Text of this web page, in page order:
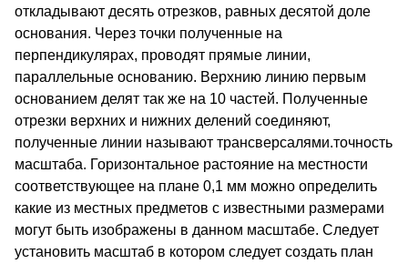
откладывают десять отрезков, равных десятой доле
основания. Через точки полученные на
перпендикулярах, проводят прямые линии,
параллельные основанию. Верхнию линию первым
основанием делят так же на 10 частей. Полученные
отрезки верхних и нижних делений соединяют,
полученные линии называют трансверсалями.точность
масштаба. Горизонтальное растояние на местности
соответствующее на плане 0,1 мм можно определить
какие из местных предметов с известными размерами
могут быть изображены в данном масштабе. Следует
установить масштаб в котором следует создать план